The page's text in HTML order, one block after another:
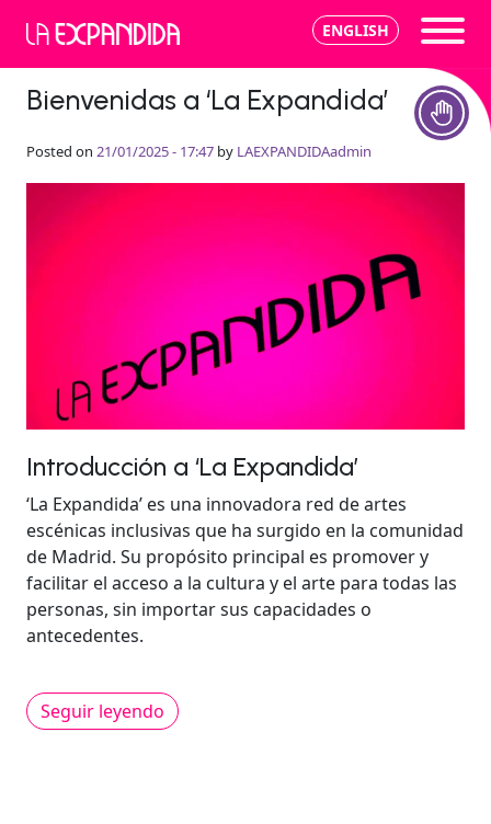
Category Archives: Artes
escénicas
Bienvenidas a ‘La Expandida’
Posted on 21/01/2025 - 17:47 by LAEXPANDIDAadmin
Introducción a ‘La Expandida’
‘La Expandida’ es una innovadora red de artes
escénicas inclusivas que ha surgido en la comunidad
de Madrid. Su propósito principal es promover y
facilitar el acceso a la cultura y el arte para todas las
personas, sin importar sus capacidades o
antecedentes.
Seguir leyendo
ENGLISH